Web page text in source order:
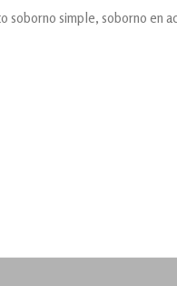
simple, soborno en